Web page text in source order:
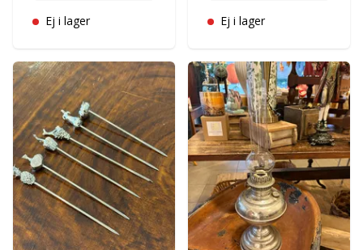
Ej i lager Ej i lager